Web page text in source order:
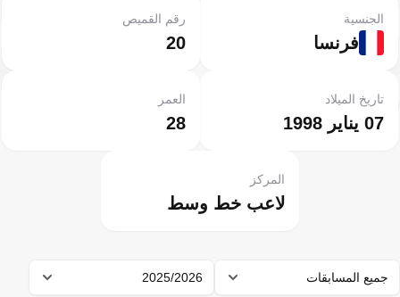
فرنسا
الجنسية
20
رقم القميص
07 يناير 1998
تاريخ الميلاد
28
العمر
لاعب خط وسط
المركز
جميع المسابقات 2025/2026